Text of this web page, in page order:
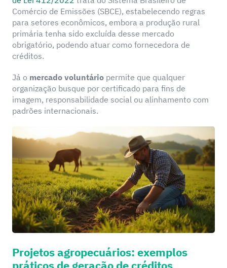
Comércio de Emissões (SBCE), estabelecendo regras
para setores econômicos, embora a produção rural
primária tenha sido excluída desse mercado
obrigatório, podendo atuar como fornecedora de
créditos.
Já o mercado voluntário permite que qualquer
organização busque por certificado para fins de
imagem, responsabilidade social ou alinhamento com
padrões internacionais.
Projetos agropecuários: exemplos